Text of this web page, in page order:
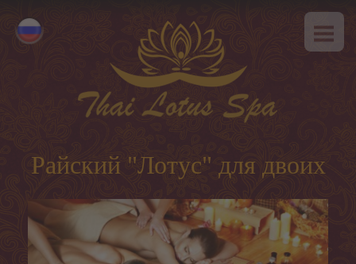
Eesti
О НАС
Классический массаж
SPA-программы
Райский "Лотус" для двоих